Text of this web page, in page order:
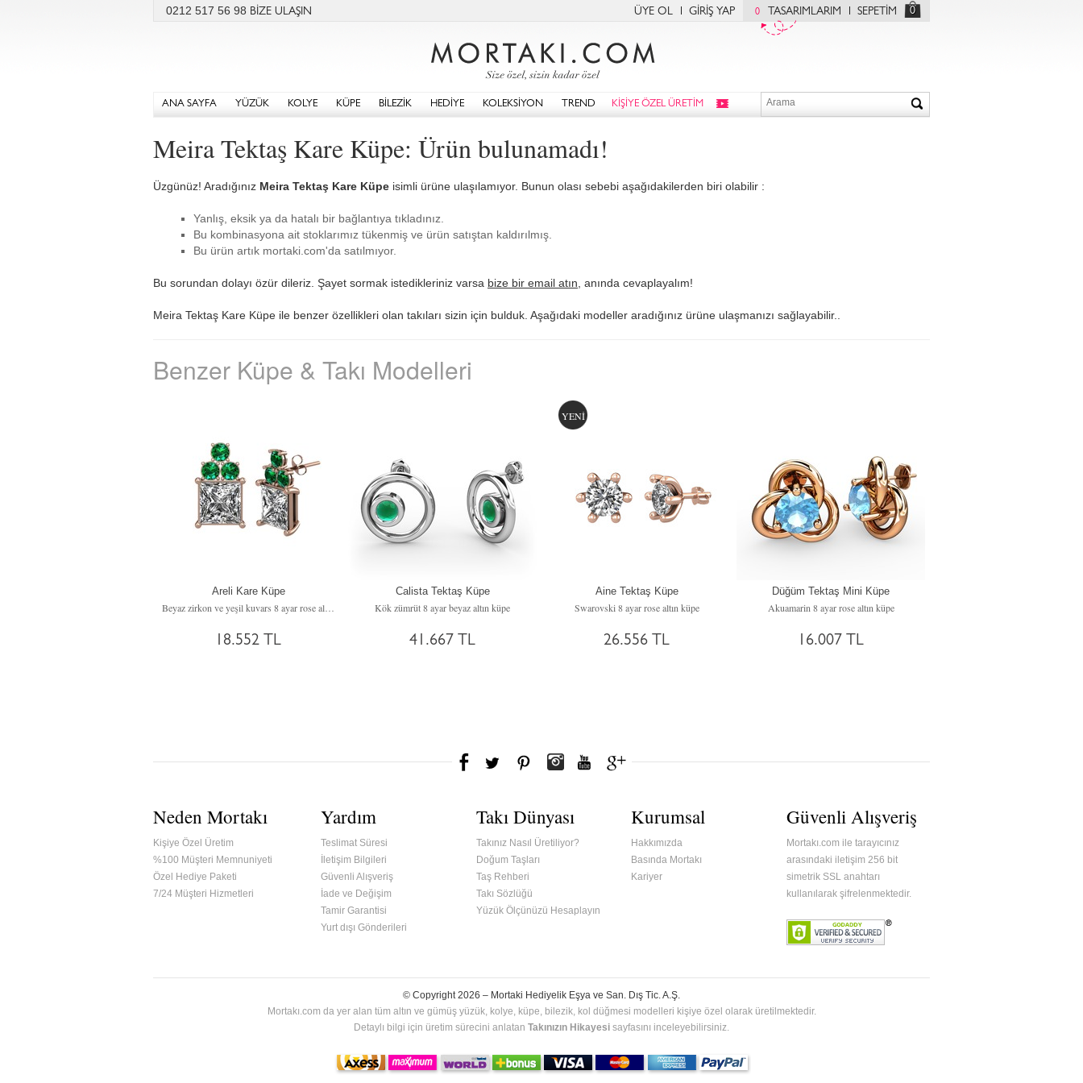
0212 517 56 98 BİZE ULAŞIN ÜYE OL GİRİŞ YAP 0 TASARIMLARIM SEPETİM 0
ANA SAYFA YÜZÜK KOLYE KÜPE BİLEZİK HEDİYE KOLEKSİYON TREND KİŞİYE ÖZEL ÜRETİM
Meira Tektaş Kare Küpe: Ürün bulunamadı!
Üzgünüz! Aradığınız Meira Tektaş Kare Küpe isimli ürüne ulaşılamıyor. Bunun olası sebebi aşağıdakilerden biri olabilir :
Yanlış, eksik ya da hatalı bir bağlantıya tıkladınız.
Bu kombinasyona ait stoklarımız tükenmiş ve ürün satıştan kaldırılmış.
Bu ürün artık mortaki.com'da satılmıyor.
Bu sorundan dolayı özür dileriz. Şayet sormak istedikleriniz varsa bize bir email atın , anında cevaplayalım!
Meira Tektaş Kare Küpe ile benzer özellikleri olan takıları sizin için bulduk. Aşağıdaki modeller aradığınız ürüne ulaşmanızı sağlayabilir..
Benzer Küpe & Takı Modelleri
Areli Kare Küpe
18.552 TL
Calista Tektaş Küpe
Kök zümrüt 8 ayar beyaz altın küpe
41.667 TL
YENİ
Aine Tektaş Küpe
Swarovski 8 ayar rose altın küpe
26.556 TL
Düğüm Tektaş Mini Küpe
Akuamarin 8 ayar rose altın küpe
16.007 TL
Neden Mortakı
Kişiye Özel Üretim
%100 Müşteri Memnuniyeti
Özel Hediye Paketi
7/24 Müşteri Hizmetleri
Yardım
Teslimat Süresi
İletişim Bilgileri
Güvenli Alışveriş
İade ve Değişim
Tamir Garantisi
Yurt dışı Gönderileri
Takı Dünyası
Takınız Nasıl Üretiliyor?
Doğum Taşları
Taş Rehberi
Takı Sözlüğü
Yüzük Ölçünüzü Hesaplayın
Kurumsal
Hakkımızda
Basında Mortakı
Kariyer
Güvenli Alışveriş
Mortakı.com ile tarayıcınız
arasındaki iletişim 256 bit
simetrik SSL anahtarı
kullanılarak şifrelenmektedir.
© Copyright 2026 – Mortaki Hediyelik Eşya ve San. Dış Tic. A.Ş.
Mortakı.com da yer alan tüm altın ve gümüş yüzük, kolye, küpe, bilezik, kol düğmesi modelleri kişiye özel olarak üretilmektedir.
Detaylı bilgi için üretim sürecini anlatan Takınızın Hikayesi sayfasını inceleyebilirsiniz.